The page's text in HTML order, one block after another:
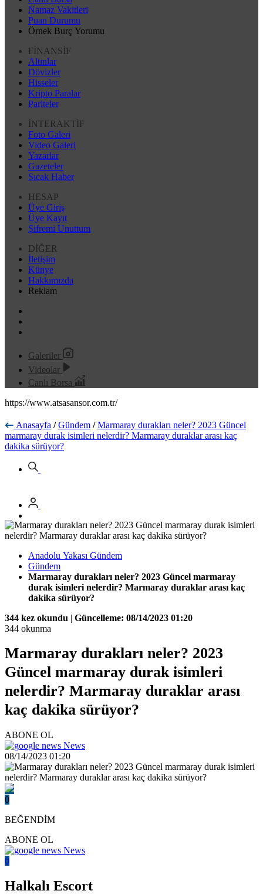
Namaz Vakitleri
Puan Durumu
Örnek Burç Yorumu
FİNANSİF
Altınlar
Dövizler
Hisseler
Kripto Paralar
Pariteler
İNTERAKTİF
Foto Galeri
Video Galeri
Yazarlar
Gazeteler
Sıcak Haber
HESAP
Üye Giriş
Üye Kayıt
Şifremi Unuttum
DİĞER
İletişim
Künye
Hakkımızda
Reklam
Galeriler
Videolar
Canlı Borsa
https://www.atsasansor.com.tr/
Anasayfa / Gündem / Marmaray durakları neler? 2023 Güncel
marmaray durak isimleri nelerdir? Marmaray duraklar arası kaç
dakika sürüyor?
Anadolu Yakası Gündem
Gündem
Marmaray durakları neler? 2023 Güncel marmaray
durak isimleri nelerdir? Marmaray duraklar arası kaç
dakika sürüyor?
344 kez okundu | Güncelleme: 08/14/2023 01:20
344 okunma
Marmaray durakları neler? 2023
Güncel marmaray durak isimleri
nelerdir? Marmaray duraklar arası
kaç dakika sürüyor?
ABONE OL
News
08/14/2023 01:20
0
BEĞENDİM
ABONE OL
News
0
Halkalı Escort